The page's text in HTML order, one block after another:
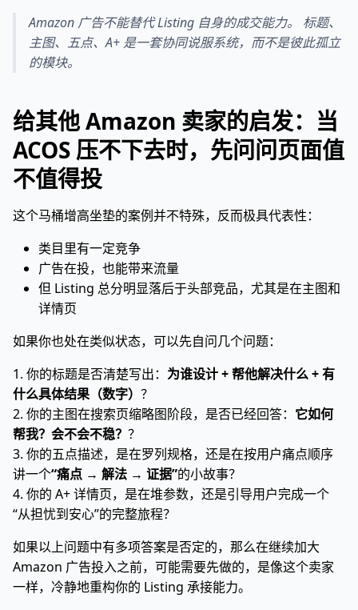
Amazon 广告不能替代 Listing 自身的成交能力。 标题、
主图、五点、A+ 是一套协同说服系统，而不是彼此孤立
的模块。
给其他 Amazon 卖家的启发：当
ACOS 压不下去时，先问问页面值
不值得投
这个马桶增高坐垫的案例并不特殊，反而极具代表性：
类目里有一定竞争
广告在投，也能带来流量
但 Listing 总分明显落后于头部竞品，尤其是在主图和
详情页
如果你也处在类似状态，可以先自问几个问题：
1. 你的标题是否清楚写出： 为谁设计 + 帮他解决什么 + 有
什么具体结果（数字） ？
2. 你的主图在搜索页缩略图阶段，是否已经回答： 它如何
帮我？会不会不稳？ ？
3. 你的五点描述，是在罗列规格，还是在按用户痛点顺序
讲一个“痛点 → 解法 → 证据”的小故事？
4. 你的 A+ 详情页，是在堆参数，还是引导用户完成一个
“从担忧到安心”的完整旅程？
如果以上问题中有多项答案是否定的，那么在继续加大
Amazon 广告投入之前，可能需要先做的，是像这个卖家
一样，冷静地重构你的 Listing 承接能力。